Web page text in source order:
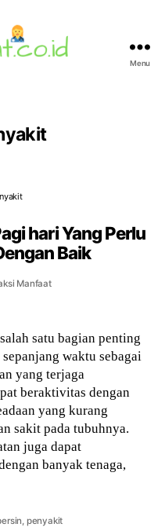
Menu
hari Yang Perlu
Baik
Manfaat
satu bagian penting
waktu sebagai
yang terjaga
beraktivitas dengan
yang kurang
sakit pada tubuhnya.
juga dapat
banyak tenaga,
, penyakit